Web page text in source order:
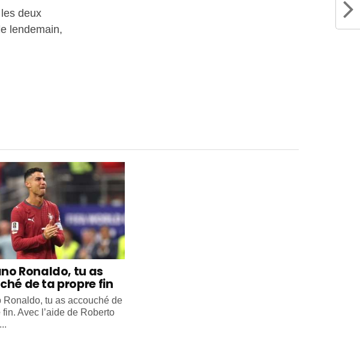
deux
lendemain,
Ronaldo, tu as
de ta propre fin
Ronaldo, tu as accouché de
fin. Avec l’aide de Roberto